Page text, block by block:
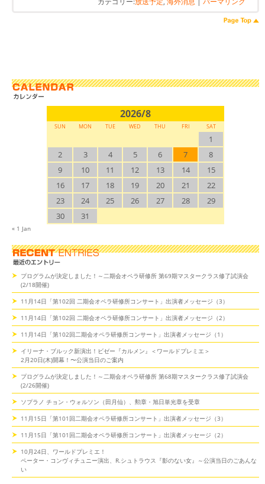
2026/8
SUN MON TUE WED THU FRI SAT
1
2
3 4 5 6 7
8
9
10 11 12 13 14
15
16
17 18 19 20 21
22
23
24 25 26 27 28
29
30
31
« 1 Jan
プログラムが決定しました！～二期会オペラ研修所 第69期マスタークラス修了試演会
(2/18開催)
11月14日「第102回 二期会オペラ研修所コンサート」出演者メッセージ（3）
11月14日「第102回 二期会オペラ研修所コンサート」出演者メッセージ（2）
11月14日「第102回二期会オペラ研修所コンサート」出演者メッセージ（1）
イリーナ・ブルック新演出！ビゼー『カルメン』＜ワールドプレミエ＞
2月20日(木)開幕！〜公演当日のご案内
プログラムが決定しました！～二期会オペラ研修所 第68期マスタークラス修了試演会
(2/26開催)
ソプラノ チョン・ウォルソン（田月仙）、勲章・旭日単光章を受章
11月15日「第101回二期会オペラ研修所コンサート」出演者メッセージ（3）
11月15日「第101回二期会オペラ研修所コンサート」出演者メッセージ（2）
10月24日、ワールドプレミエ！
ペーター・コンヴィチュニー演出、R.シュトラウス『影のない女』～公演当日のごあんな
い